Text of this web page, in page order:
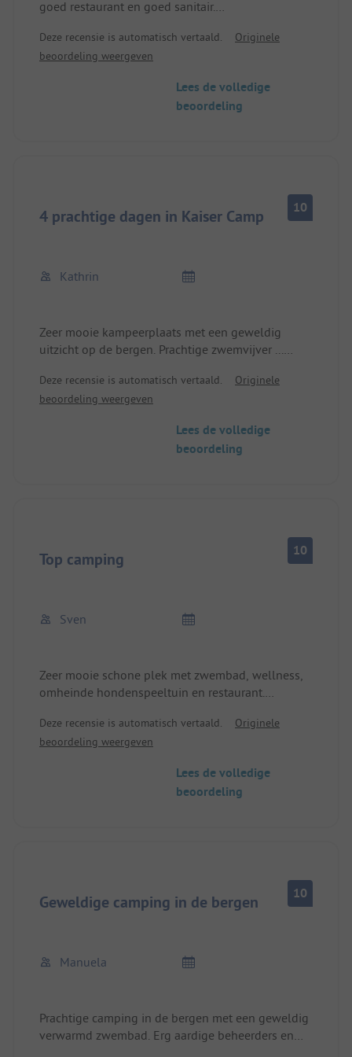
goed restaurant en goed sanitair.
Komen zeker nog een keer
Deze recensie is automatisch vertaald.
Originele
beoordeling weergeven
Lees de volledige
beoordeling
4 prachtige dagen in Kaiser Camp 10
Kathrin
Zeer mooie kampeerplaats met een geweldig
uitzicht op de bergen. Prachtige zwemvijver ...
aanrader, hier wordt alleen zelfgemaakt vlees en
worst aangeboden bij het barbecuebuffet. Sanitair
Broodjesservice op de camping.
Deze recensie is automatisch vertaald.
Originele
beoordeling weergeven
Lees de volledige
beoordeling
Top camping 10
Sven
Zeer mooie schone plek met zwembad, wellness,
omheinde hondenspeeltuin en restaurant.
Fam.Gebauer uit Thüringen
Deze recensie is automatisch vertaald.
Originele
beoordeling weergeven
Lees de volledige
beoordeling
Geweldige camping in de bergen 10
Manuela
Prachtige camping in de bergen met een geweldig
verwarmd zwembad. Erg aardige beheerders en